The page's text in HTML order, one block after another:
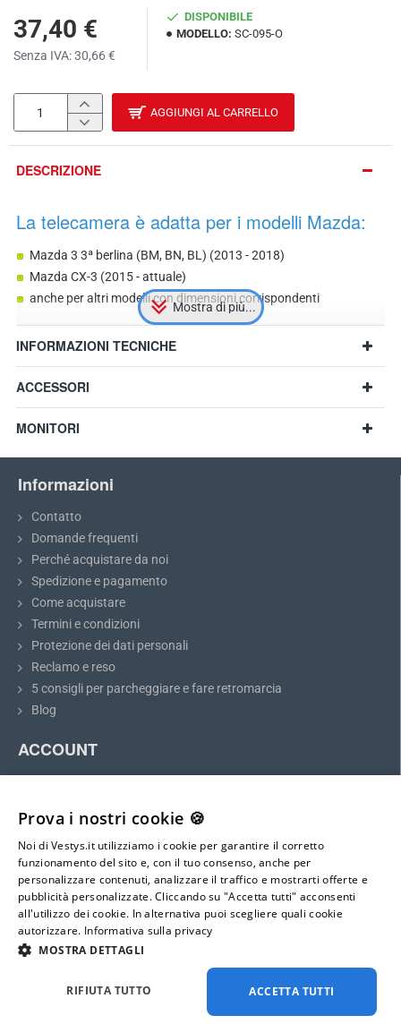
37,40 €
Senza IVA: 30,66 €
DISPONIBILE
MODELLO: SC-095-O
AGGIUNGI AL CARRELLO
DESCRIZIONE
La telecamera è adatta per i modelli Mazda:
Mazda 3 3ª berlina (BM, BN, BL) (2013 - 2018)
Mazda CX-3 (2015 - attuale)
anche per altri modelli con dimensioni corrispondenti
Raccomandazione:
dimensioni della luce sopra la targa e confrontarle con il modello
scelto.
Telecamera di retromarcia per Mazda3 e
Mazda CX-3
La telecamera di retromarcia per Mazda3 e Mazda CX-3
perfettamente alla posizione dell'illuminazione sopra la targa.
carrozzeria del veicolo. Dopo l'installazione, la telecamera fungerà
La telecamera di parcheggiosi installa e si collega al monitor
seguendo le istruzioni dettagliate e semplici, incluse nella
confezione. La telecameraè dotata di un connettore 4-PIN mini
con un diametro di soli 6 mm, il che permette di farla passare
facilmente all'interno della carrozzeria. Una volta inserita la
retromarcia, la telecamera si attiva automaticamente insieme al
monitor, permettendoti di parcheggiare in sicurezza.
Di base, la telecamera è dotata di linee guida statiche per la
INFORMAZIONI TECNICHE
ACCESSORI
MONITORI
Informazioni
Contatto
Domande frequenti
Perché acquistare da noi
Spedizione e pagamento
Come acquistare
Termini e condizioni
Protezione dei dati personali
Reclamo e reso
5 consigli per parcheggiare e fare retromarcia
Blog
ACCOUNT
Accesso
Mappa del sito
E-mail:
info@vestys.it
Tutti i diritti riservati © 2026vestys.it
Prova i nostri cookie 🍪
Noi di Vestys.it utilizziamo i cookie per garantire il corretto
funzionamento del sito e, con il tuo consenso, anche per
personalizzare contenuti, analizzare il traffico e mostrarti offerte e
pubblicità personalizzate. Cliccando su "Accetta tutti" acconsenti
all'utilizzo dei cookie. In alternativa puoi scegliere quali cookie
autorizzare. Informativa sulla privacy
MOSTRA DETTAGLI
ACCETTA TUTTI
RIFIUTA TUTTO